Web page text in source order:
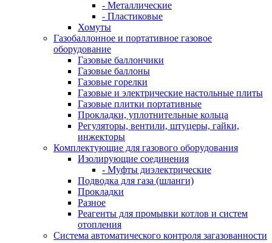
- Металлические
- Пластиковые
Хомуты
Газобаллонное и портативное газовое
оборудование
Газовые баллончики
Газовые баллоны
Газовые горелки
Газовые и электрические настольные плиты
Газовые плитки портативные
Прокладки, уплотнительные кольца
Регуляторы, вентили, штуцеры, гайки,
инжекторы
Комплектующие для газового оборудования
Изолирующие соединения
- Муфты диэлектрические
Подводка для газа (шланги)
Прокладки
Разное
Реагенты для промывки котлов и систем
отопления
Система автоматического контроля загазованности